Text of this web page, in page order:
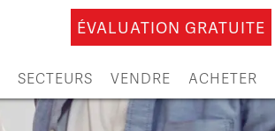
ÉVALUATION GRATUITE
SECTEURS VENDRE ACHETER